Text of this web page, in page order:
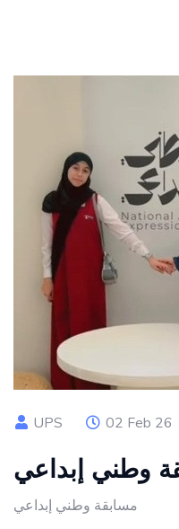
UPS 02 Feb 26
وطني إبداعي
مسابقة وطني إبداعي